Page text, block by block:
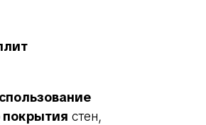
покрытия стен,